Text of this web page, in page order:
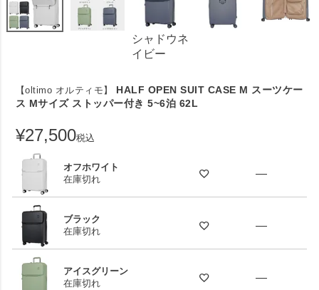
シャドウネ
イビー
【oltimo オルティモ】
HALF OPEN SUIT CASE M スーツケー
ス Mサイズ ストッパー付き 5~6泊 62L
¥27,500税込
オフホワイト
在庫切れ
—
ブラック
在庫切れ
—
アイスグリーン
在庫切れ
—